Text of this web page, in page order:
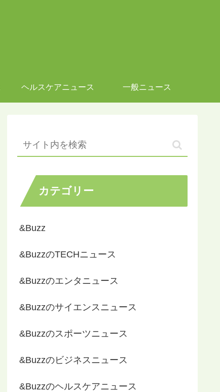
ヘルスケアニュース 一般ニュース
カテゴリー
&Buzz
&BuzzのTECHニュース
&Buzzのエンタニュース
&Buzzのサイエンスニュース
&Buzzのスポーツニュース
&Buzzのビジネスニュース
&Buzzのヘルスケアニュース